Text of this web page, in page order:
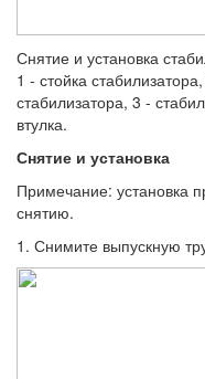
Снятие и установка
1 - стойка
стабилизатора, 3 -
втулка.
Снятие и установка
Примечание: установка
снятию.
1. Снимите выпускную